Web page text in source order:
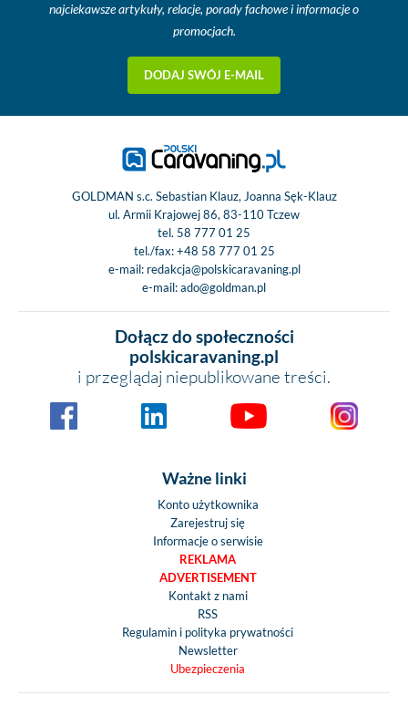
najciekawsze artykuły, relacje, porady fachowe i informacje o
promocjach.
DODAJ SWÓJ E-MAIL
GOLDMAN s.c. Sebastian Klauz, Joanna Sęk-Klauz
ul. Armii Krajowej 86, 83-110 Tczew
tel. 58 777 01 25
tel./fax:+48 58 777 01 25
e-mail: redakcja@polskicaravaning.pl
e-mail:ado@goldman.pl
Dołącz do społeczności
polskicaravaning.pl
i przeglądaj niepublikowane treści.
Ważne linki
Konto użytkownika
Zarejestruj się
Informacje o serwisie
REKLAMA
ADVERTISEMENT
Kontakt z nami
RSS
Regulamin i polityka prywatności
Newsletter
Ubezpieczenia